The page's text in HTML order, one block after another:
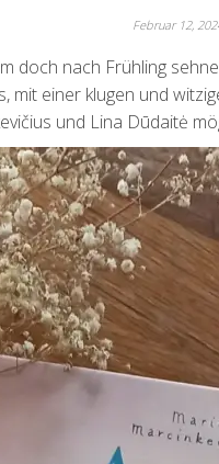
Februar 12,
doch nach Frühling
mit einer klugen und
und Lina Dūdaitė